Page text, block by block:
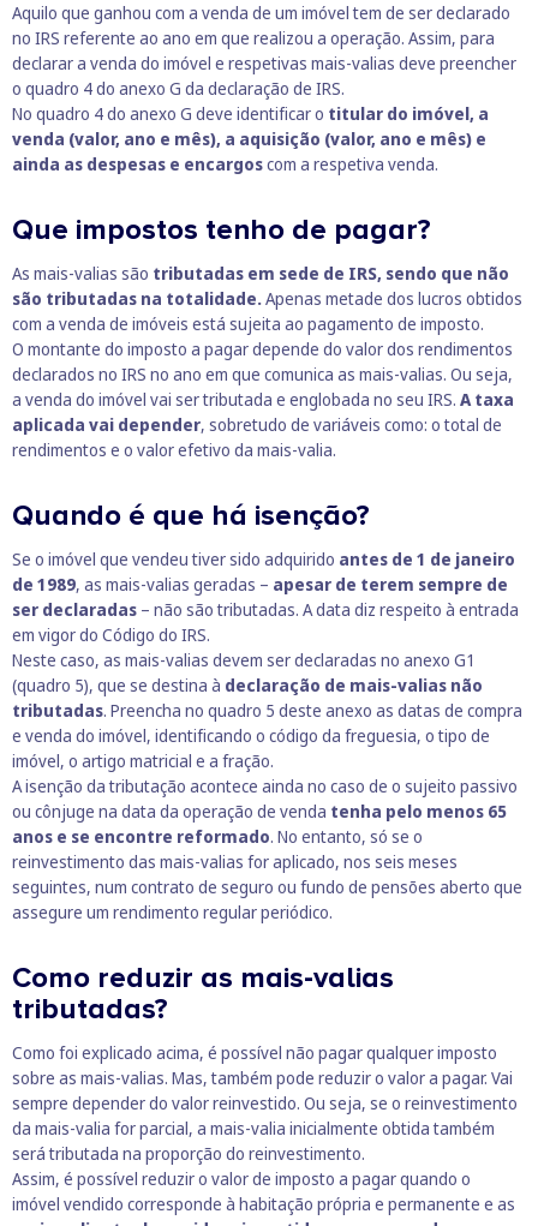
Aquilo que ganhou com a venda de um imóvel tem de ser declarado
no IRS referente ao ano em que realizou a operação. Assim, para
declarar a venda do imóvel e respetivas mais-valias deve preencher
o quadro 4 do anexo G da declaração de IRS.
No quadro 4 do anexo G deve identificar o titular do imóvel, a
venda (valor, ano e mês), a aquisição (valor, ano e mês) e
ainda as despesas e encargoscom a respetiva venda.
Que impostos tenho de pagar?
As mais-valias são tributadas em sede de IRS, sendo que não
são tributadas na totalidade.Apenas metade dos lucros obtidos
com a venda de imóveis está sujeita ao pagamento de imposto.
O montante do imposto a pagar depende do valor dos rendimentos
declarados no IRS no ano em que comunica as mais-valias. Ou seja,
a venda do imóvel vai ser tributada e englobada no seu IRS. A taxa
aplicada vai depender, sobretudo de variáveis como: o total de
rendimentos e o valor efetivo da mais-valia.
Quando é que há isenção?
Se o imóvel que vendeu tiver sido adquirido antes de 1 de janeiro
de 1989, as mais-valias geradas – apesar de terem sempre de
ser declaradas – não são tributadas. A data diz respeito à entrada
em vigor do Código do IRS.
Neste caso, as mais-valias devem ser declaradas no anexo G1
(quadro 5), que se destina à declaração de mais-valias não
tributadas. Preencha no quadro 5 deste anexo as datas de compra
e venda do imóvel, identificando o código da freguesia, o tipo de
imóvel, o artigo matricial e a fração.
A isenção da tributação acontece ainda no caso de o sujeito passivo
ou cônjuge na data da operação de venda tenha pelo menos 65
anos e se encontre reformado. No entanto, só se o
reinvestimento das mais-valias for aplicado, nos seis meses
seguintes, num contrato de seguro ou fundo de pensões aberto que
assegure um rendimento regular periódico.
Como reduzir as mais-valias
tributadas?
Como foi explicado acima, é possível não pagar qualquer imposto
sobre as mais-valias. Mas, também pode reduzir o valor a pagar. Vai
sempre depender do valor reinvestido. Ou seja, se o reinvestimento
da mais-valia for parcial, a mais-valia inicialmente obtida também
será tributada na proporção do reinvestimento.
Assim, é possível reduzir o valor de imposto a pagar quando o
imóvel vendido corresponde à habitação própria e permanente e as